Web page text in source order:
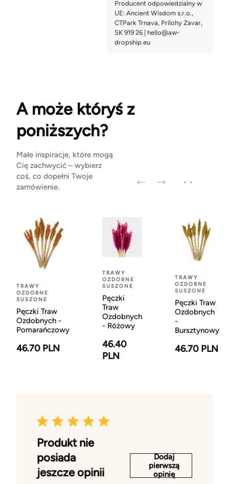
A może któryś z
poniższych?
Małe inspiracje, które mogą
Cię zachwycić – wybierz
coś, co dopełni Twoje
zamówienie.
TRAWY
OZDOBNE
SUSZONE
Pęczki Traw
Ozdobnych -
Pomarańczowy
46.70 PLN
TRAWY
OZDOBNE
SUSZONE
Pęczki
Traw
Ozdobnych
- Różowy
46.40
PLN
TRAWY
OZDOBNE
SUSZONE
Pęczki Traw
Ozdobnych
-
Bursztynowy
46.70 PLN
Produkt nie
posiada
jeszcze opinii
Dodaj
pierwszą
opinię